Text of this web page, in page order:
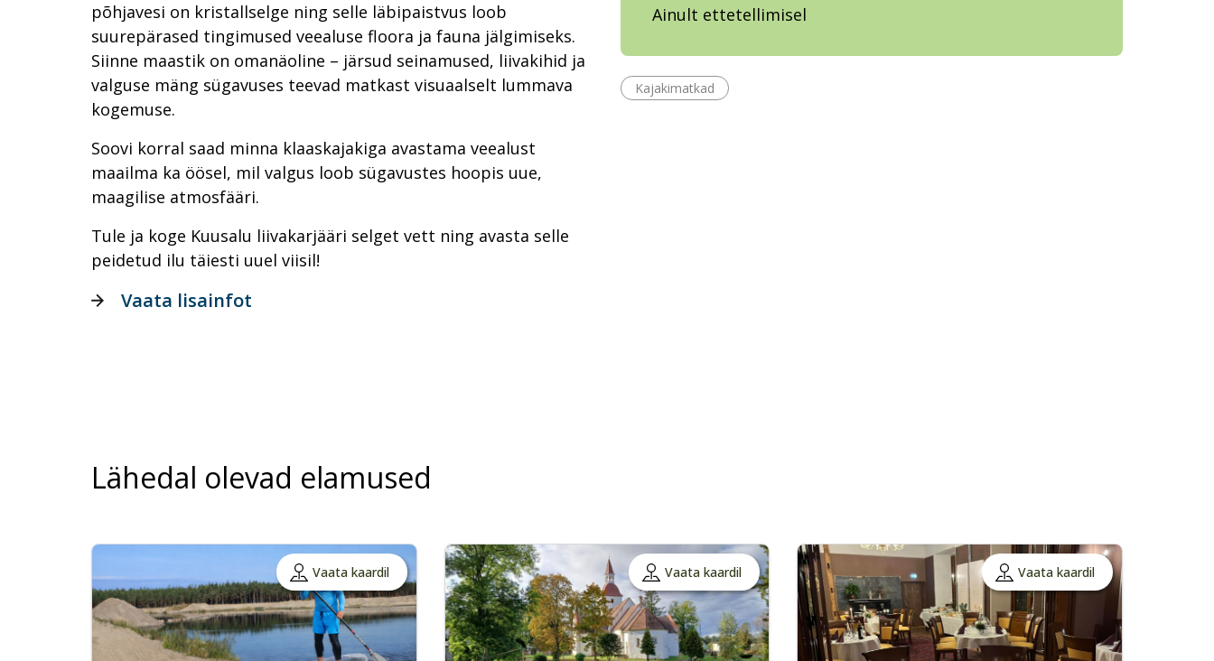
põhjavesi on kristallselge ning selle läbipaistvus loob
suurepärased tingimused veealuse floora ja fauna jälgimiseks.
Siinne maastik on omanäoline – järsud seinamused, liivakihid ja
valguse mäng sügavuses teevad matkast visuaalselt lummava
kogemuse.
Soovi korral saad minna klaaskajakiga avastama veealust
maailma ka öösel, mil valgus loob sügavustes hoopis uue,
maagilise atmosfääri.
Tule ja koge Kuusalu liivakarjääri selget vett ning avasta selle
peidetud ilu täiesti uuel viisil!
Ainult ettetellimisel
Kajakimatkad
Vaata lisainfot
Lähedal olevad elamused
Vaata kaardil Vaata kaardil Vaata kaardil